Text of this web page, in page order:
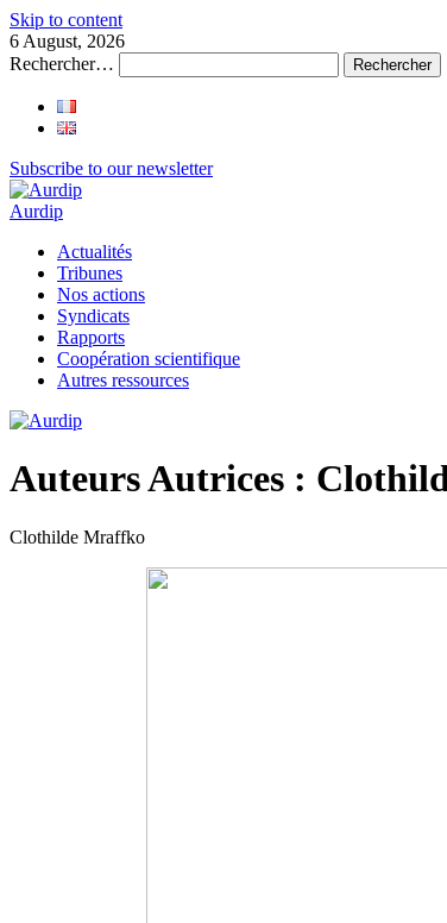
Skip to content
6 August, 2026
Rechercher…
Subscribe to our newsletter
Aurdip
Actualités
Tribunes
Nos actions
Syndicats
Rapports
Coopération scientifique
Autres ressources
Auteurs Autrices :
Clothilde Mraffko